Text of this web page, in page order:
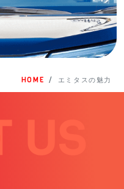
HOME エミタスの魅力